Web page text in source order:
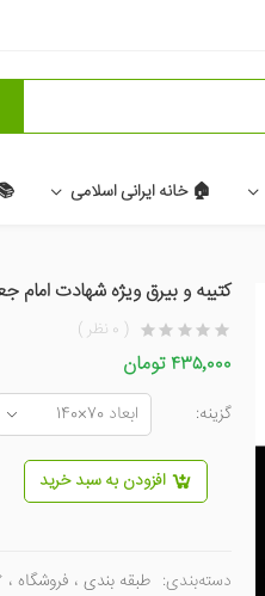
🏠 خانه ایرانی اسلامی
کتیبه و بیرق ویژه شهادت امام
( 0 نظر )
۴۳۵٬۰۰۰ تومان
گزینه:
افزودن به سبد خرید
دسته‌بندی: طبقه بندی ، فروشگاه،